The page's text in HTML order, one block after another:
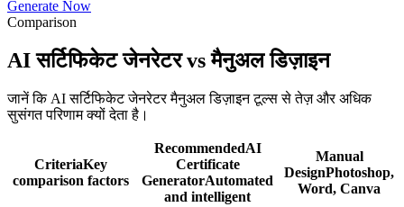
Generate Now
Comparison
AI सर्टिफिकेट जेनरेटर vs मैनुअल डिज़ाइन
जानें कि AI सर्टिफिकेट जेनरेटर मैनुअल डिज़ाइन टूल्स से तेज़ और अधिक
सुसंगत परिणाम क्यों देता है।
CriteriaKey
comparison factors
RecommendedAI
Certificate
GeneratorAutomated
and intelligent
Manual
DesignPhotoshop,
Word, Canva